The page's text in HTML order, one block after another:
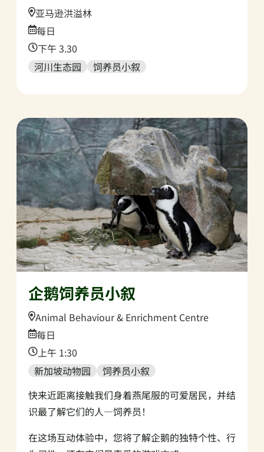
Location:
亚马逊洪溢林
Date:
每日
Time:
下午 3.30
河川生态园
饲养员小叙
企鹅饲养员小叙
Location:
Animal Behaviour & Enrichment Centre
Date:
每日
Time:
上午 1:30
新加坡动物园
饲养员小叙
快来近距离接触我们身着燕尾服的可爱居民，并结
识最了解它们的人—饲养员！
在这场互动体验中，您将了解企鹅的独特个性、行